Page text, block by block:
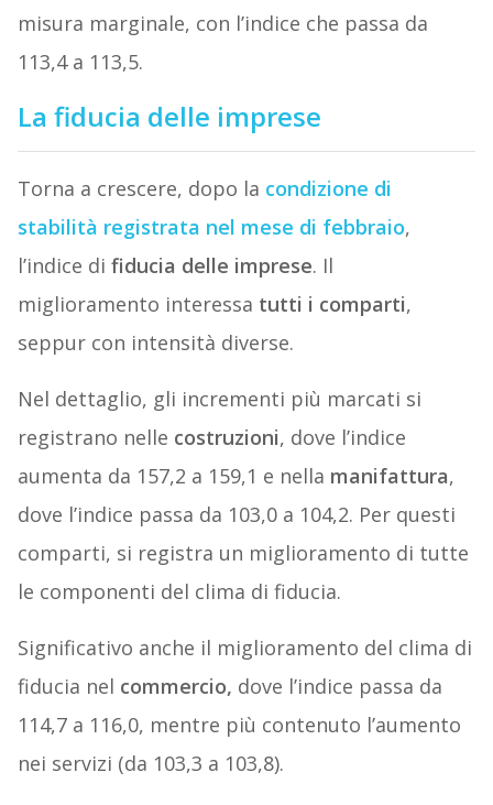
misura marginale, con l’indice che passa da
113,4 a 113,5.
La fiducia delle imprese
Torna a crescere, dopo la condizione di
stabilità registrata nel mese di febbraio,
l’indice di fiducia delle imprese. Il
miglioramento interessa tutti i comparti,
seppur con intensità diverse.
Nel dettaglio, gli incrementi più marcati si
registrano nelle costruzioni, dove l’indice
aumenta da 157,2 a 159,1 e nella manifattura,
dove l’indice passa da 103,0 a 104,2. Per questi
comparti, si registra un miglioramento di tutte
le componenti del clima di fiducia.
Significativo anche il miglioramento del clima di
fiducia nel commercio, dove l’indice passa da
114,7 a 116,0, mentre più contenuto l’aumento
nei servizi (da 103,3 a 103,8).